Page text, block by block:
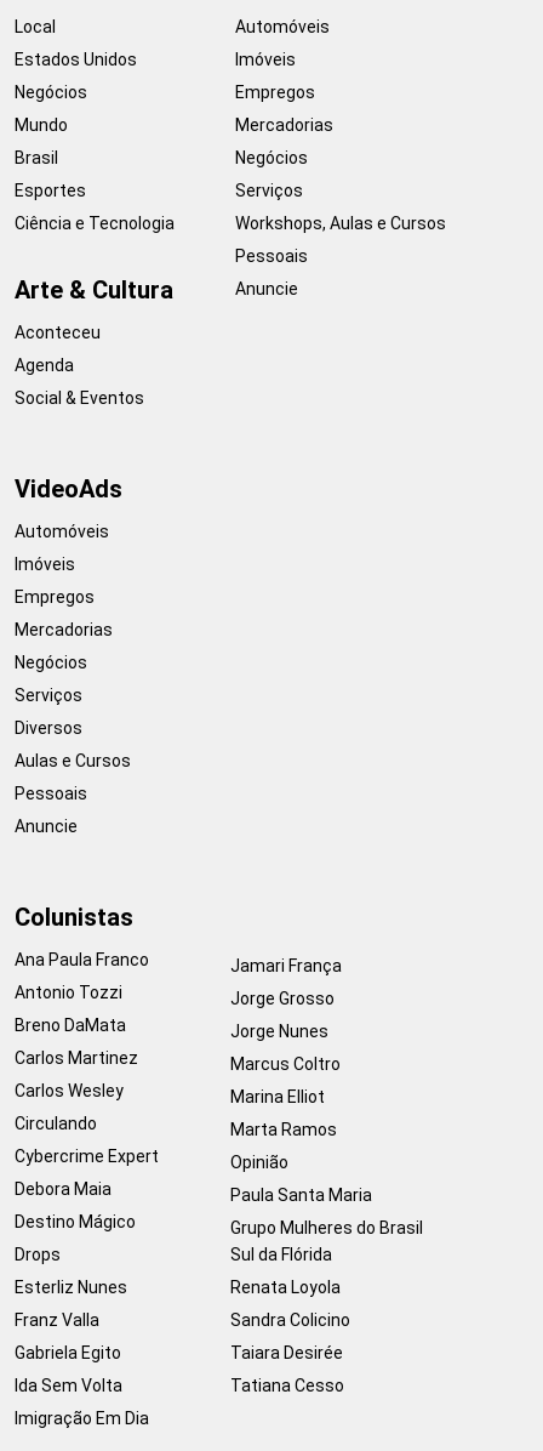
Local
Estados Unidos
Negócios
Mundo
Brasil
Esportes
Ciência e Tecnologia
Arte & Cultura
Aconteceu
Agenda
Social & Eventos
Automóveis
Imóveis
Empregos
Mercadorias
Negócios
Serviços
Workshops, Aulas e Cursos
Pessoais
Anuncie
VideoAds
Automóveis
Imóveis
Empregos
Mercadorias
Negócios
Serviços
Diversos
Aulas e Cursos
Pessoais
Anuncie
Colunistas
Ana Paula Franco
Antonio Tozzi
Breno DaMata
Carlos Martinez
Carlos Wesley
Circulando
Cybercrime Expert
Debora Maia
Destino Mágico
Drops
Esterliz Nunes
Franz Valla
Gabriela Egito
Ida Sem Volta
Imigração Em Dia
Jamari França
Jorge Grosso
Jorge Nunes
Marcus Coltro
Marina Elliot
Marta Ramos
Opinião
Paula Santa Maria
Grupo Mulheres do Brasil
Sul da Flórida
Renata Loyola
Sandra Colicino
Taiara Desirée
Tatiana Cesso